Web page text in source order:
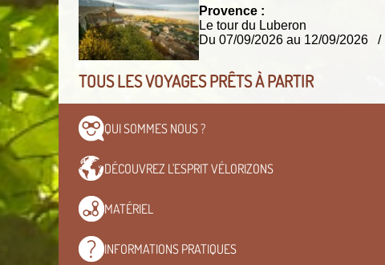
Provence :
Le tour du Luberon
Du 07/09/2026 au 12/09/2026 /
TOUS LES VOYAGES PRÊTS À PARTIR
QUI SOMMES NOUS ?
DÉCOUVREZ L'ESPRITVÉLORIZONS
MATÉRIEL
INFORMATIONS PRATIQUES